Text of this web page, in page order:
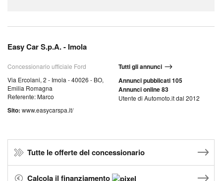
Easy Car S.p.A. - Imola
Concessionario ufficiale Ford
Via Ercolani, 2 - Imola - 40026 - BO,
Emilia Romagna
Referente: Marco
Sito: www.easycarspa.it/
Tutti gli annunci
Annunci pubblicati 105
Annunci online 83
Utente di Automoto.it dal 2012
Tutte le offerte del concessionario
Calcola il finanziamento